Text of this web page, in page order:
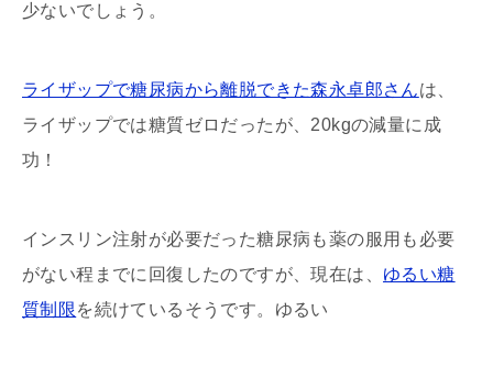
少ないでしょう。
ライザップで糖尿病から離脱できた森永卓郎さんは、
ライザップでは糖質ゼロだったが、20kgの減量に成
功！
インスリン注射が必要だった糖尿病も薬の服用も必要
がない程までに回復したのですが、現在は、 ゆるい糖
質制限を続けているそうです。ゆるい